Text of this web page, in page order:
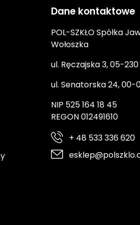
Dane kontaktowe
POL-SZKŁO Spółka
Wołoszka
ul. Ręczajska 3, 05-
ul. Senatorska 24, 00-
NIP 525 164 18 45
REGON 012491610
+ 48 533 336 620